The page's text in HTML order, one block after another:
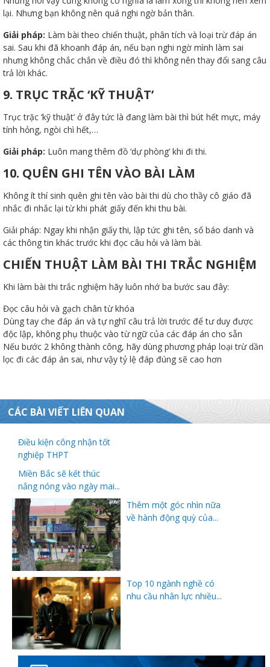
lại. Nhưng bạn không nên quá nghi ngờ bản thân.
Giải pháp: Làm bài theo chiến thuật, phân tích và loại trừ đáp án
sai. Sau khi đã khoanh đáp án, nếu bạn nghi ngờ mình làm sai
nhưng không chắc chắn về điều đó thì không nên thay đổi sang câu
trả lời khác.
9. TRỤC TRẶC ‘KỸ THUẬT’
Trục trặc ‘kỹ thuật’ ở đây tức là đang làm bài thì bút hết mực, máy
tính hỏng, ngòi chì hết,…
Giải pháp: Luôn mang thêm đồ ‘dự phòng’ khi đi thi.
10. QUÊN GHI TÊN VÀO BÀI LÀM
Không ít thí sinh quên ghi tên vào bài thi dù cho thầy cô giáo đã
nhắc đi nhắc lại từ khi phát giấy đến khi thu bài.
Giải pháp: Ngay khi nhận giấy thi, lập tức ghi tên, số báo danh và
các thông tin khác trước khi đọc câu hỏi và làm bài.
CHIẾN THUẬT LÀM BÀI THI TRẮC NGHIỆM
Khi làm bài thi trắc nghiệm hãy luôn nhớ ba bước sau đây:
Đọc câu hỏi và gạch chân từ khóa
Dùng tay che đáp án và tự nghĩ câu trả lời trước để tư duy được
độc lập, không phụ thuộc vào từ ngữ của các đáp án cho sẵn
Nếu bước 2 không thành công, hãy dùng phương pháp loại trừ dần
lọc đi các đáp án sai, như vậy tỷ lệ đáp đúng sẽ cao hơn
CÁC BÀI VIẾT LIÊN QUAN
Điều kiện công nhận tốt
nghiệp THPT
Miền Bắc sẽ kết thúc
nắng nóng vào ngày mai...
Thêm một góc nhìn nữa
về hành động quỳ của...
Top 10 ngành nghề có
nhu cầu nhân lực nhiều...